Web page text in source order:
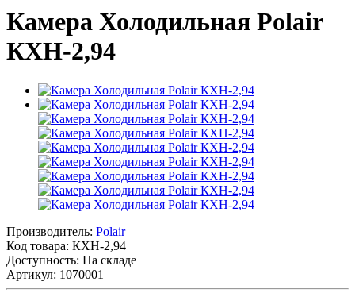
Камера Холодильная Polair
КХН-2,94
Производитель: Polair
Код товара: КХН-2,94
Доступность: На складе
Артикул: 1070001